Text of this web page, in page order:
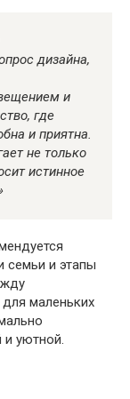
дизайна,
и
где
и приятна.
не только
истинное
семьи и этапы
маленьких
и уютной.